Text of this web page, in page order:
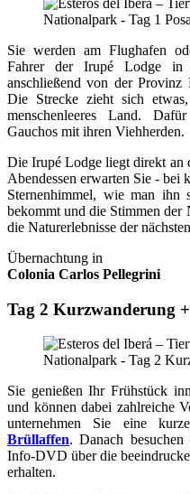
Sie werden am Flughafen
Fahrer der Irupé Lodge in
anschließend von der
Die Strecke zieht sich
menschenleeres Land.
Gauchos mit ihren Viehherden.
Die Irupé Lodge liegt direkt an
Abendessen erwarten Sie -
Sternenhimmel, wie man ihn
bekommt und die Stimmen
die Naturerlebnisse der
Übernachtung in
Colonia Carlos Pellegrini
Tag 2 Kurzwanderung
Sie genießen Ihr Frühstück
und können dabei zahlreiche
unternehmen Sie eine
Brüllaffen. Danach
Info‑DVD über die
erhalten.